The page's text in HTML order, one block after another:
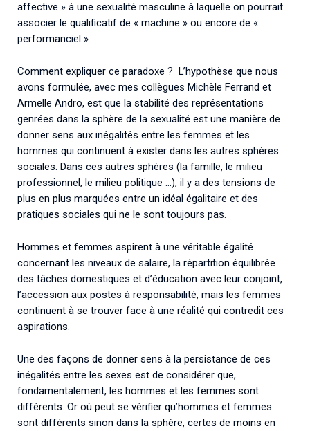
affective » à une sexualité masculine à laquelle on pourrait
associer le qualificatif de « machine » ou encore de «
performanciel ».
Comment expliquer ce paradoxe ? L’hypothèse que nous
avons formulée, avec mes collègues Michèle Ferrand et
Armelle Andro, est que la stabilité des représentations
genrées dans la sphère de la sexualité est une manière de
donner sens aux inégalités entre les femmes et les
hommes qui continuent à exister dans les autres sphères
sociales. Dans ces autres sphères (la famille, le milieu
professionnel, le milieu politique …), il y a des tensions de
plus en plus marquées entre un idéal égalitaire et des
pratiques sociales qui ne le sont toujours pas.
Hommes et femmes aspirent à une véritable égalité
concernant les niveaux de salaire, la répartition équilibrée
des tâches domestiques et d’éducation avec leur conjoint,
l’accession aux postes à responsabilité, mais les femmes
continuent à se trouver face à une réalité qui contredit ces
aspirations.
Une des façons de donner sens à la persistance de ces
inégalités entre les sexes est de considérer que,
fondamentalement, les hommes et les femmes sont
différents. Or où peut se vérifier qu’hommes et femmes
sont différents sinon dans la sphère, certes de moins en